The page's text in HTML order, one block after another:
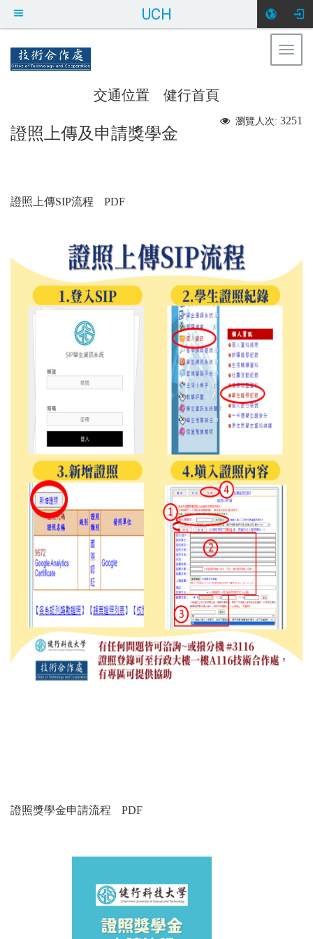
UCH
交通位置 健行首頁
瀏覽人次: 3251
證照上傳及申請獎學金
證照上傳SIP流程 PDF
證照獎學金申請流程 PDF